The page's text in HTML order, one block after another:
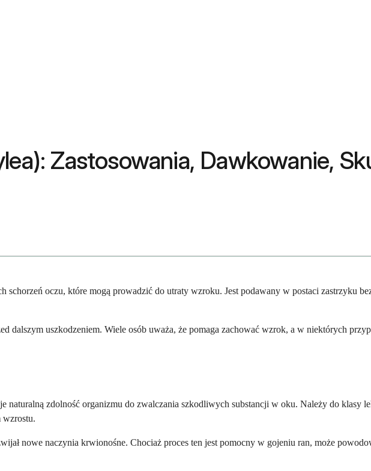
Zastosowania, Dawkowanie,
schorzeń oczu, które mogą prowadzić do utraty wzroku. Jest podawany w postaci zastrzyku
dalszym uszkodzeniem. Wiele osób uważa, że pomaga zachować wzrok, a w niektórych
naturalną zdolność organizmu do zwalczania szkodliwych substancji w oku. Należy do klasy
wzrostu.
nowe naczynia krwionośne. Chociaż proces ten jest pomocny w gojeniu ran, może